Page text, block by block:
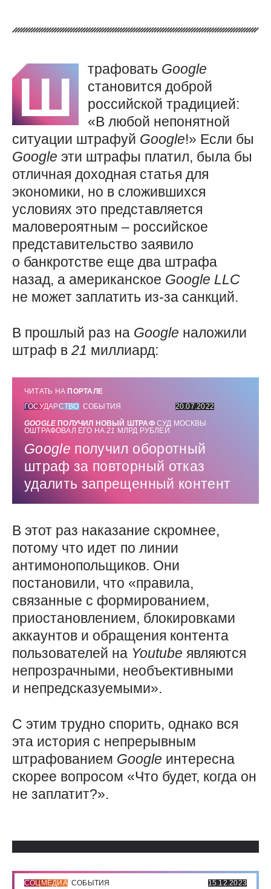
Ш трафовать Google
становится доброй
российской традицией:
«В любой непонятной
ситуации штрафуй Google!» Если бы
Google эти штрафы платил, была бы
отличная доходная статья для
экономики, но в сложившихся
условиях это представляется
маловероятным – российское
представительство заявило
о банкротстве еще два штрафа
назад, а американское Google LLC
не может заплатить из-за санкций.
В прошлый раз на Google наложили
штраф в 21 миллиард:
ЧИТАТЬ НА ПОРТАЛЕ
ГОСУДАРСТВО СОБЫТИЯ
20.07.2022
GOOGLE ПОЛУЧИЛ НОВЫЙ ШТРАФ СУД МОСКВЫ
ОШТРАФОВАЛ ЕГО НА21 МЛРД РУБЛЕЙ
Google получил оборотный
штраф за повторный отказ
удалить запрещенный контент
В этот раз наказание скромнее,
потому что идет по линии
антимонопольщиков. Они
постановили, что «правила,
связанные с формированием,
приостановлением, блокировками
аккаунтов и обращения контента
пользователей на Youtube являются
непрозрачными, необъективными
и непредсказуемыми».
С этим трудно спорить, однако вся
эта история с непрерывным
штрафованием Google интересна
скорее вопросом «Что будет, когда он
не заплатит?».
СОЦМЕДИА СОБЫТИЯ 15.12.2023